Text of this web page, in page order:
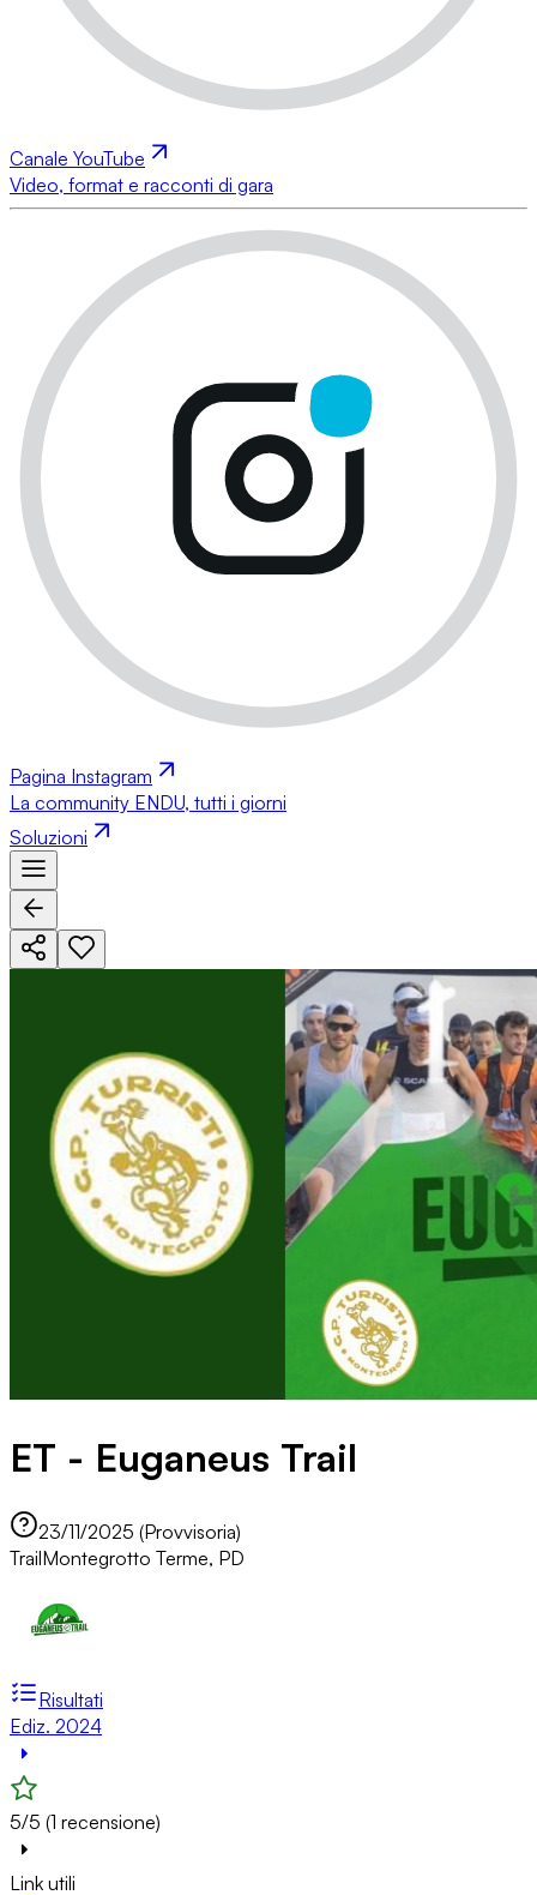
Canale YouTube
Video, format e racconti di gara
Pagina Instagram
La community ENDU, tutti i giorni
Soluzioni
ET - Euganeus Trail
23/11/2025 (Provvisoria)
TrailMontegrotto Terme, PD
Risultati
Ediz. 2024
5/5 (1 recensione)
Link utili